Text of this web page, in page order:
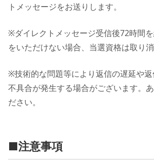
トメッセージをお送りします。
※ダイレクトメッセージ受信後72時間
をいただけない場合、当選資格は取り消
※技術的な問題等により返信の遅延や
不具合が発生する場合がございます。
ださい。
■注意事項